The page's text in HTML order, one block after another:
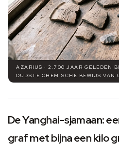
AZARIUS · 2.700 JAAR GELEDEN
OUDSTE CHEMISCHE BEWIJS VAN
De Yanghai-sjamaan:
graf met bijna een kilo